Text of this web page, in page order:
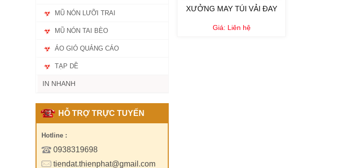
MŨ NÓN LƯỠI TRAI
MŨ NÓN TAI BÈO
ÁO GIÓ QUẢNG CÁO
TẠP DỀ
IN NHANH
HỖ TRỢ TRỰC TUYẾN
Hotline :
0938319698
tiendat.thienphat@gmail.com
Túi vải đay - lựa chọn marketing sáng
suốt
Túi lưới quà tặng quảng cáo giá rẻ
XƯỞNG MAY TÚI VẢI ĐAY
Giá: Liên hệ